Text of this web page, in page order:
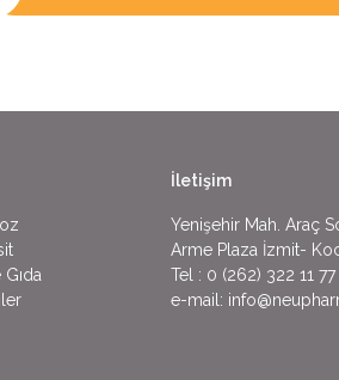
İletişim
Yenişehir Mah. Araç
Arme Plaza İzmit-
Tel : 0 (262) 322 11 77
e-mail: